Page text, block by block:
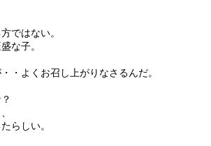
ではない。
な子。
・よくお召し上がりなさるんだ。
らしい。